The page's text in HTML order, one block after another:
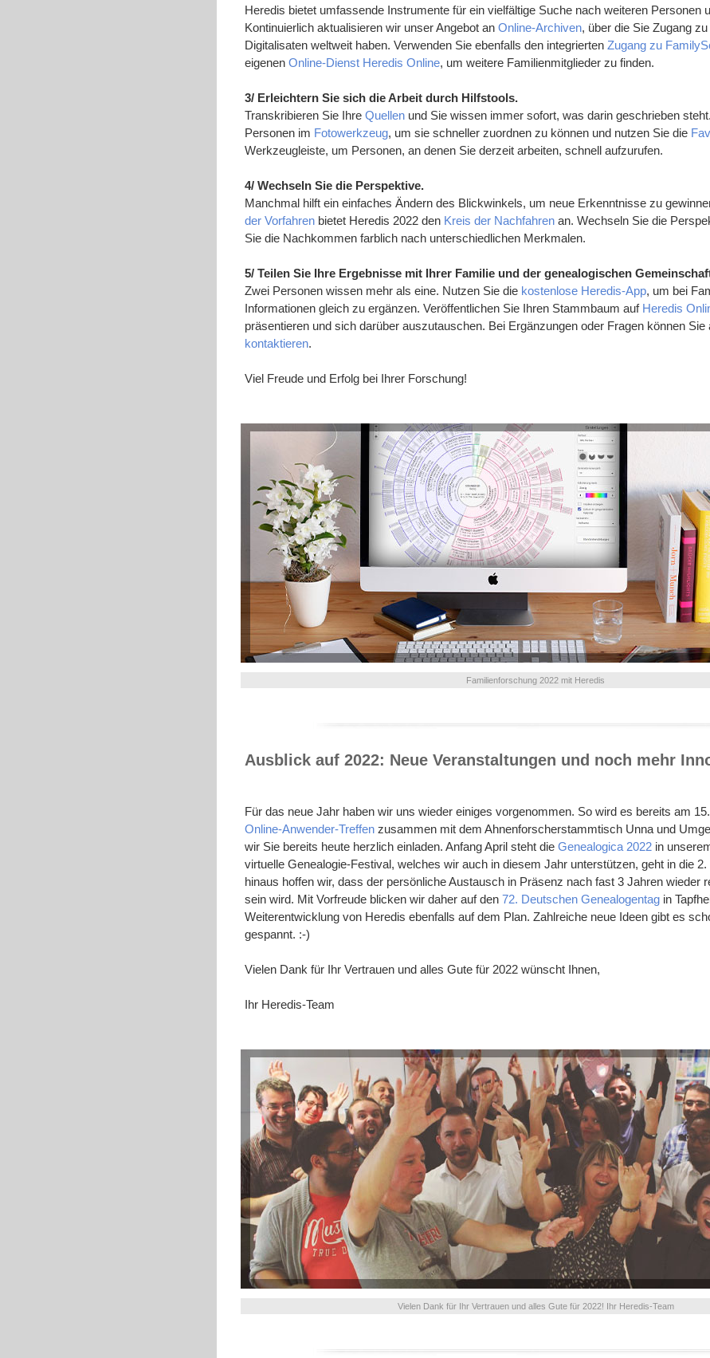
Heredis bietet umfassende Instrumente für ein vielfältige Suche nach weiteren Personen
Kontinuierlich aktualisieren wir unser Angebot an Online-Archiven, über die Sie Zugang
Digitalisaten weltweit haben. Verwenden Sie ebenfalls den integrierten Zugang zu
eigenen Online-Dienst Heredis Online, um weitere Familienmitglieder zu finden.
3/ Erleichtern Sie sich die Arbeit durch Hilfstools.
Transkribieren Sie Ihre Quellen und Sie wissen immer sofort, was darin geschrieben
Personen im Fotowerkzeug, um sie schneller zuordnen zu können und nutzen Sie die
Werkzeugleiste, um Personen, an denen Sie derzeit arbeiten, schnell aufzurufen.
4/ Wechseln Sie die Perspektive.
Manchmal hilft ein einfaches Ändern des Blickwinkels, um neue Erkenntnisse zu
der Vorfahren bietet Heredis 2022 den Kreis der Nachfahren an. Wechseln Sie die
Sie die Nachkommen farblich nach unterschiedlichen Merkmalen.
5/ Teilen Sie Ihre Ergebnisse mit Ihrer Familie und der genealogischen
Zwei Personen wissen mehr als eine. Nutzen Sie die kostenlose Heredis-App, um bei
Informationen gleich zu ergänzen. Veröffentlichen Sie Ihren Stammbaum auf Heredis
präsentieren und sich darüber auszutauschen. Bei Ergänzungen oder Fragen können Sie
kontaktieren.
Viel Freude und Erfolg bei Ihrer Forschung!
Familienforschung 2022 mit Heredis
Ausblick auf 2022: Neue Veranstaltungen und noch mehr
Für das neue Jahr haben wir uns wieder einiges vorgenommen. So wird es bereits am
Online-Anwender-Treffen zusammen mit dem Ahnenforscherstammtisch Unna und
wir Sie bereits heute herzlich einladen. Anfang April steht die Genealogica 2022 in
virtuelle Genealogie-Festival, welches wir auch in diesem Jahr unterstützen, geht in die
hinaus hoffen wir, dass der persönliche Austausch in Präsenz nach fast 3 Jahren wieder
sein wird. Mit Vorfreude blicken wir daher auf den 72. Deutschen Genealogentag in
Weiterentwicklung von Heredis ebenfalls auf dem Plan. Zahlreiche neue Ideen gibt es
gespannt. :-)
Vielen Dank für Ihr Vertrauen und alles Gute für 2022 wünscht Ihnen,
Ihr Heredis-Team
Vielen Dank für Ihr Vertrauen und alles Gute für 2022! Ihr Heredis-Team